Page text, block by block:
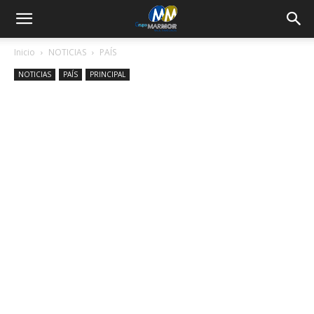
Inicio NOTICIAS PAÍS
NOTICIAS PAÍS PRINCIPAL